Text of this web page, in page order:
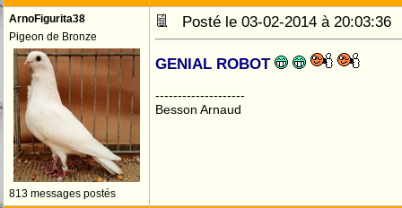
ArnoFigurita38
Pigeon de Bronze
813 messages postés
Posté le 03-02-2014 à
GENIAL ROBOT
--------------------
Besson Arnaud